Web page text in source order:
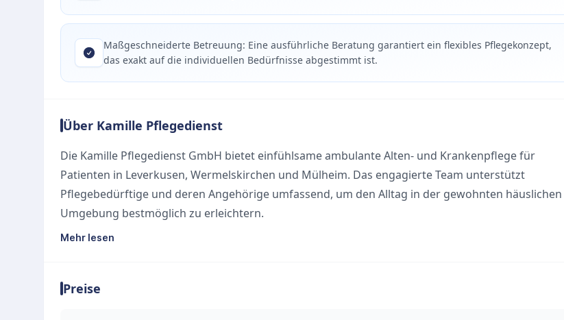
Maßgeschneiderte Betreuung: Eine ausführliche Beratung garantiert ein flexibles Pflegekonzept,
das exakt auf die individuellen Bedürfnisse abgestimmt ist.
Über Kamille Pflegedienst
Die Kamille Pflegedienst GmbH bietet einfühlsame ambulante Alten- und Krankenpflege für
Patienten in Leverkusen, Wermelskirchen und Mülheim. Das engagierte Team unterstützt
Pflegebedürftige und deren Angehörige umfassend, um den Alltag in der gewohnten häuslichen
Umgebung bestmöglich zu erleichtern.
Individuelle Pflege und Beratung
das Team ausreichend Zeit für eine ausführliche Beratung, um gemeinsam die passenden
Mehr lesen
Preise